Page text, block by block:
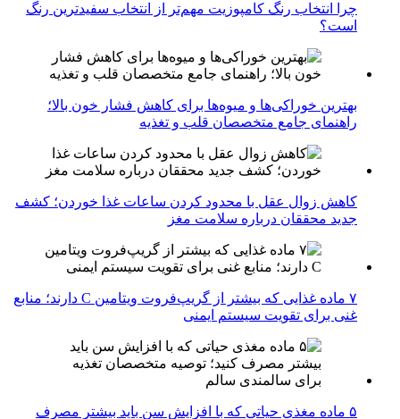
چرا انتخاب رنگ کامپوزیت مهم‌تر از انتخاب سفیدترین رنگ
است؟
بهترین خوراکی‌ها و میوه‌ها برای کاهش فشار خون بالا؛
راهنمای جامع متخصصان قلب و تغذیه
کاهش زوال عقل با محدود کردن ساعات غذا خوردن؛ کشف
جدید محققان درباره سلامت مغز
۷ ماده غذایی که بیشتر از گریپ‌فروت ویتامین C دارند؛ منابع
غنی برای تقویت سیستم ایمنی
۵ ماده مغذی حیاتی که با افزایش سن باید بیشتر مصرف